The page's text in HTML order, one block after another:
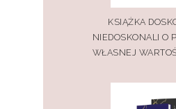
KSIĄŻKA
NIEDOSKONALI O
WŁASNEJ